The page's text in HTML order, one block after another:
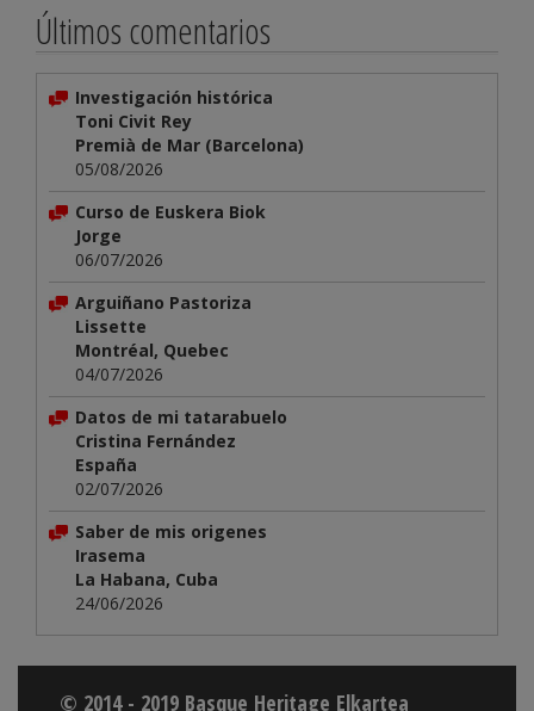
Últimos comentarios
Investigación histórica
Toni Civit Rey
Premià de Mar (Barcelona)
05/08/2026
Curso de Euskera Biok
Jorge
06/07/2026
Arguiñano Pastoriza
Lissette
Montréal, Quebec
04/07/2026
Datos de mi tatarabuelo
Cristina Fernández
España
02/07/2026
Saber de mis origenes
Irasema
La Habana, Cuba
24/06/2026
© 2014 - 2019 Basque Heritage Elkartea